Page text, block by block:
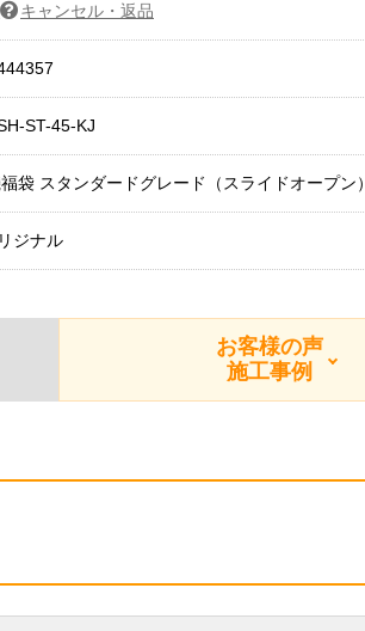
キャンセル・返品
ST-45-KJ
袋 スタンダードグレード（スライドオープン）
ジナル
お客様の声
施工事例